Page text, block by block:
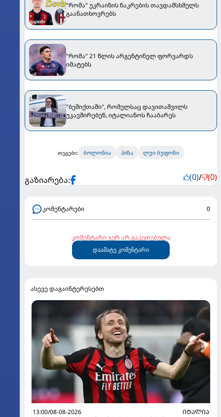
"რომა" უკრაინის ნაკრების თავდამსხმელს
გაანათხოვრებს
"რომა" 21 წლის არგენტინელ ფორვარდს
იმატებს
"ბეშიქთაში", რომელსაც დავითაშვილს
უკავშირებენ, იტალიანოს ჩააბარეს
თეგები: ბოლონია პიზა ლუი ბუფონი
გაზიარება: (0)/ (0)
კომენტარები 0
კომენტარი ჯერ არ გაკეთებულა
დაამატე კომენტარი
ასევე დაგაინტერესებთ
13:00/08-08-2026
ᲘᲢᲐᲚᲘᲐ